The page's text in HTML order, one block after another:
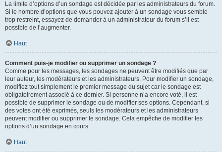
La limite d’options d’un sondage est décidée par les administrateurs du forum.
Si le nombre d’options que vous pouvez ajouter à un sondage vous semble
trop restreint, essayez de demander à un administrateur du forum s’il est
possible de l’augmenter.
Haut
Comment puis-je modifier ou supprimer un sondage ?
Comme pour les messages, les sondages ne peuvent être modifiés que par
leur auteur, les modérateurs et les administrateurs. Pour modifier un sondage,
modifiez tout simplement le premier message du sujet car le sondage est
obligatoirement associé à ce dernier. Si personne n’a encore voté, il est
possible de supprimer le sondage ou de modifier ses options. Cependant, si
des votes ont été exprimés, seuls les modérateurs et les administrateurs
peuvent modifier ou supprimer le sondage. Cela empêche de modifier les
options d’un sondage en cours.
Haut